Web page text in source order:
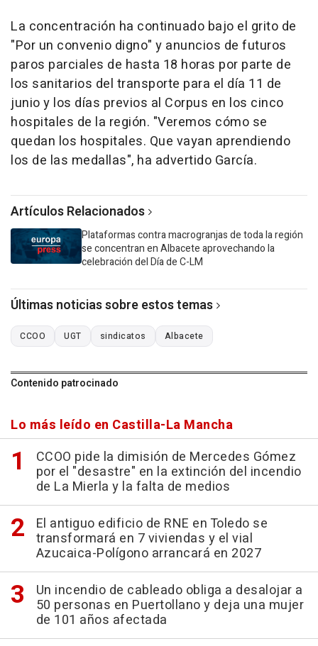
La concentración ha continuado bajo el grito de
"Por un convenio digno" y anuncios de futuros
paros parciales de hasta 18 horas por parte de
los sanitarios del transporte para el día 11 de
junio y los días previos al Corpus en los cinco
hospitales de la región. "Veremos cómo se
quedan los hospitales. Que vayan aprendiendo
los de las medallas", ha advertido García.
Artículos Relacionados
Plataformas contra macrogranjas de toda la región
se concentran en Albacete aprovechando la
celebración del Día de C-LM
Últimas noticias sobre estos temas
CCOO UGT sindicatos Albacete
Contenido patrocinado
Lo más leído en Castilla-La Mancha
CCOO pide la dimisión de Mercedes Gómez
por el "desastre" en la extinción del incendio
de La Mierla y la falta de medios
El antiguo edificio de RNE en Toledo se
transformará en 7 viviendas y el vial
Azucaica-Polígono arrancará en 2027
Un incendio de cableado obliga a desalojar a
50 personas en Puertollano y deja una mujer
de 101 años afectada